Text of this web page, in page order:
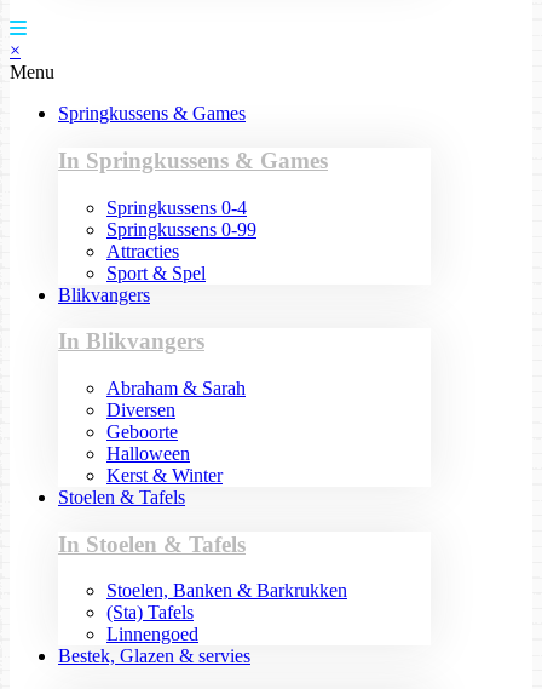
×
Menu
Springkussens & Games
In Springkussens & Games
Springkussens 0-4
Springkussens 0-99
Attracties
Sport & Spel
Blikvangers
In Blikvangers
Abraham & Sarah
Diversen
Geboorte
Halloween
Kerst & Winter
Stoelen & Tafels
In Stoelen & Tafels
Stoelen, Banken & Barkrukken
(Sta) Tafels
Linnengoed
Bestek, Glazen & servies